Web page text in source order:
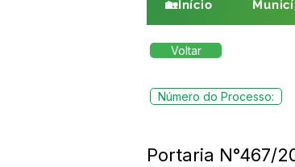
🏡Início
Voltar
Número do Processo:
Portaria N°467/